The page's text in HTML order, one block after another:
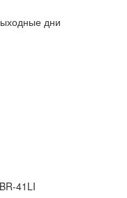
дни
41LI